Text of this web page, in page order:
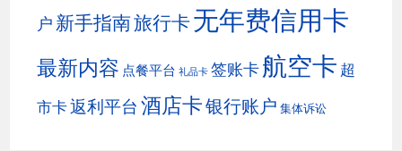
户 新手指南旅行卡无年费信用卡
最新内容 点餐平台 礼品卡 签账卡航空卡 超
市卡返利平台 酒店卡银行账户 集体诉讼